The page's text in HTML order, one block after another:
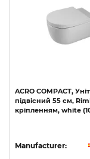
ACRO COMPACT,
підвісний 55 см,
кріпленням, white
Manufacturer: